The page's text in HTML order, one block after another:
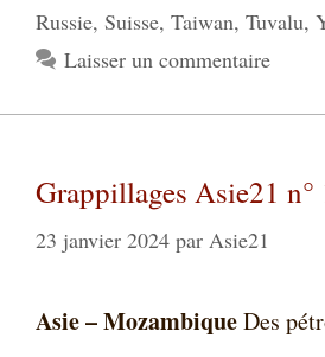
Russie, Suisse, Taiwan, Tuvalu,
Laisser un commentaire
Grappillages Asie21
23 janvier 2024 par Asie21
Asie – MozambiqueDes